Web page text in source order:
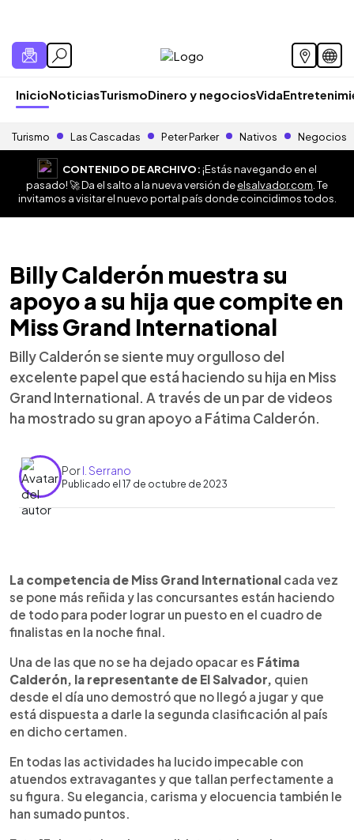
InicioNoticiasTurismoDinero y negociosVida
Turismo Las Cascadas Peter Parker Nativos Negocios
CONTENIDO DE ARCHIVO:¡Estás navegando en el
pasado! 🚀 Da el salto a la nueva versión deelsalvador.com . Te
invitamos a visitar el nuevo portal país donde coincidimos todos.
Billy Calderón muestra su
apoyo a su hija que compite en
Miss Grand International
Billy Calderón se siente muy orgulloso del
excelente papel que está haciendo su hija en Miss
Grand International. A través de un par de videos
ha mostrado su gran apoyo a Fátima Calderón.
PorI. Serrano
Publicado el 17 de octubre de 2023
Escuchar artículo
La competencia de Miss Grand International cada vez
se pone más reñida y las concursantes están haciendo
de todo para poder lograr un puesto en el cuadro de
finalistas en la noche final.
Una de las que no se ha dejado opacar es Fátima
Calderón, la representante de El Salvador, quien
desde el día uno demostró que no llegó a jugar y que
está dispuesta a darle la segunda clasificación al país
en dicho certamen.
En todas las actividades ha lucido impecable con
atuendos extravagantes y que tallan perfectamente a
su figura. Su elegancia, carisma y elocuencia también le
han sumado puntos.